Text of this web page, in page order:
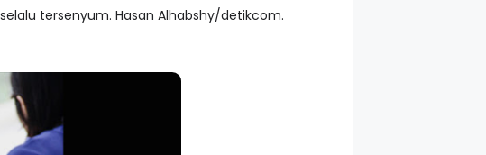
tersenyum. Hasan Alhabshy/detikcom.